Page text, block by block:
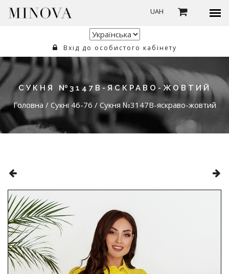
UAH
Вхід до особистого кабінету
CУКНЯ №3147B-ЯСКРАВО-ЖОВТИЙ
Головна / Сукні 46-76 / Cукня №3147B-яскраво-жовтий